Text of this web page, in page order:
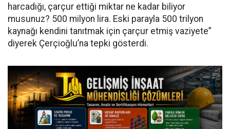
harcadığı, çarçur ettiği miktar ne kadar biliyor
musunuz? 500 milyon lira. Eski parayla 500 trilyon
kaynağı kendini tanıtmak için çarçur etmiş vaziyete”
diyerek Çerçioğlu’na tepki gösterdi.